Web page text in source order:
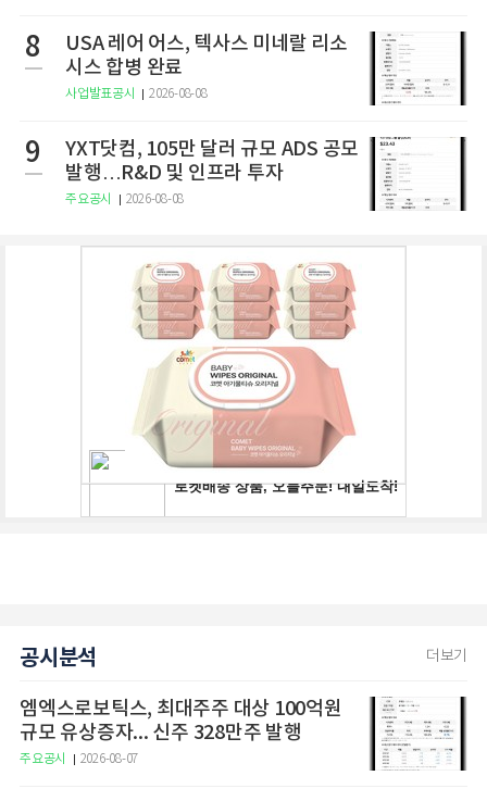
8
USA 레어 어스, 텍사스 미네랄 리소
시스 합병 완료
사업발표공시 2026-08-08
9
YXT닷컴, 105만 달러 규모 ADS 공모
발행…R&D 및 인프라 투자
주요공시 2026-08-08
공시분석 더보기
엠엑스로보틱스, 최대주주 대상 100억원
규모 유상증자... 신주 328만주 발행
주요공시 2026-08-07